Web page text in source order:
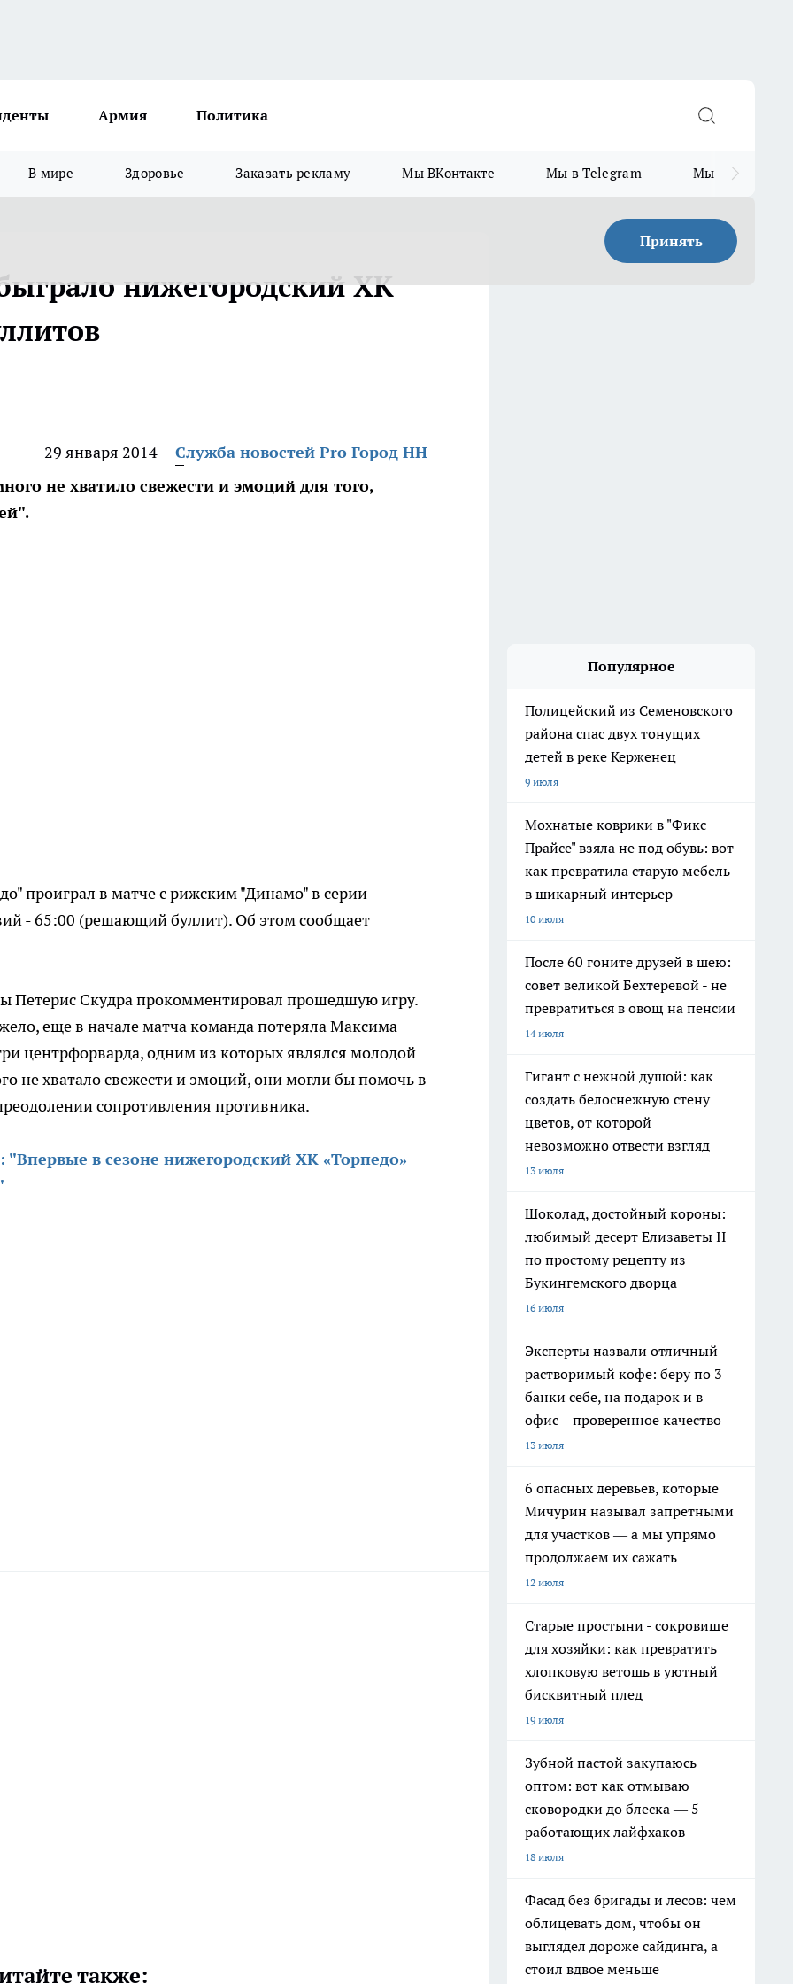
Армия Политика
В мире Здоровье Заказать рекламу Мы ВКонтакте Мы в Telegram Мы в MAX
Принять
нижегородский ХК
29 января 2014
Служба новостей Pro Город НН
не хватило свежести и эмоций для того,
проиграл в матче с рижским "Динамо" в серии
- 65:00 (решающий буллит). Об этом сообщает
Петерис Скудра прокомментировал прошедшую игру.
еще в начале матча команда потеряла Максима
центрфорварда, одним из которых являлся молодой
не хватало свежести и эмоций, они могли бы помочь в
сопротивления противника.
"Впервые в сезоне нижегородский ХК «Торпедо»
также:
Популярное
Полицейский из Семеновского
района спас двух тонущих
детей в реке Керженец
9 июля
Мохнатые коврики в "Фикс
Прайсе" взяла не под обувь: вот
как превратила старую мебель
в шикарный интерьер
10 июля
После 60 гоните друзей в шею:
совет великой Бехтеревой - не
превратиться в овощ на пенсии
14 июля
Гигант с нежной душой: как
создать белоснежную стену
цветов, от которой
невозможно отвести взгляд
13 июля
Шоколад, достойный короны:
любимый десерт Елизаветы II
по простому рецепту из
Букингемского дворца
16 июля
Эксперты назвали отличный
растворимый кофе: беру по 3
банки себе, на подарок и в
офис – проверенное качество
13 июля
6 опасных деревьев, которые
Мичурин называл запретными
для участков — а мы упрямо
продолжаем их сажать
12 июля
Старые простыни - сокровище
для хозяйки: как превратить
хлопковую ветошь в уютный
бисквитный плед
19 июля
Зубной пастой закупаюсь
оптом: вот как отмываю
сковородки до блеска — 5
работающих лайфхаков
18 июля
Фасад без бригады и лесов: чем
облицевать дом, чтобы он
выглядел дороже сайдинга, а
стоил вдвое меньше